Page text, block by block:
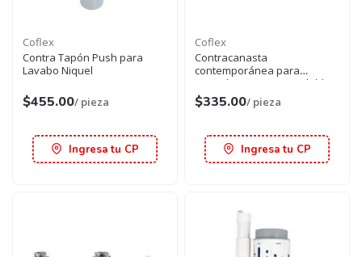
Coflex
Contra Tapón Push para
Lavabo Niquel
$455.00/ pieza
Ingresa tu CP
Coflex
Contracanasta
contemporánea para
Fregadero acero Inoxidable
$335.00/ pieza
Ingresa tu CP